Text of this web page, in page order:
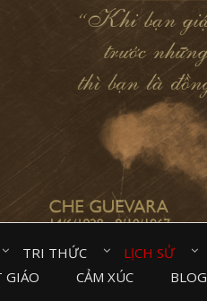
TRI THỨC⠀ LỊCH SỬ⠀
CẢM XÚC⠀ BLOG⠀